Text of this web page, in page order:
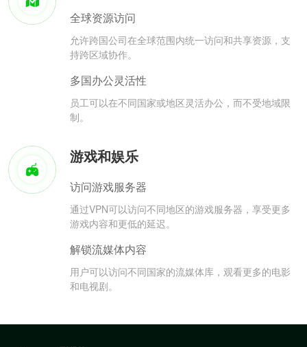
全球资源访问
允许跨国公司在全球范围内统一访问和共享资源，支
持跨区域协作。
多国办公灵活性
员工可以在不同国家或地区灵活办公，而不受地域限
制。
游戏和娱乐
访问游戏服务器
通过VPN可以访问不同地区的游戏服务器，享受更多
游戏内容和更低的延迟。
解锁流媒体内容
用户可以访问不同国家的流媒体库，观看更多的电影
和电视剧。